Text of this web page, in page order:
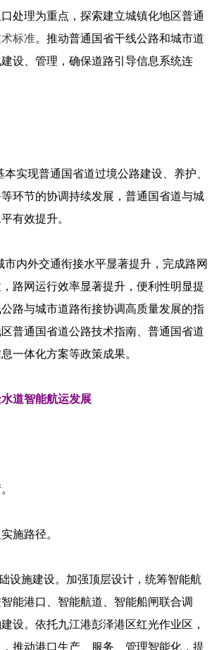
处理为重点，探索建立城镇化地区普通
标准。推动普通国省干线公路和城市道
设、管理，确保道路引导信息系统连
本实现普通国省道过境公路建设、养护、
环节的协调持续发展，普通国省道与城
有效提升。
市内外交通衔接水平显著提升，完成路网
路网运行效率显著提升，便利性明显提
路与城市道路衔接协调高质量发展的指
普通国省道公路技术指南、普通国省道
一体化方案等政策成果。
道智能航运发展
施路径。
设施建设。加强顶层设计，统筹智能航
能港口、智能航道、智能船闸联合调
设。依托九江港彭泽港区红光作业区，
推动港口生产、服务、管理智能化，提